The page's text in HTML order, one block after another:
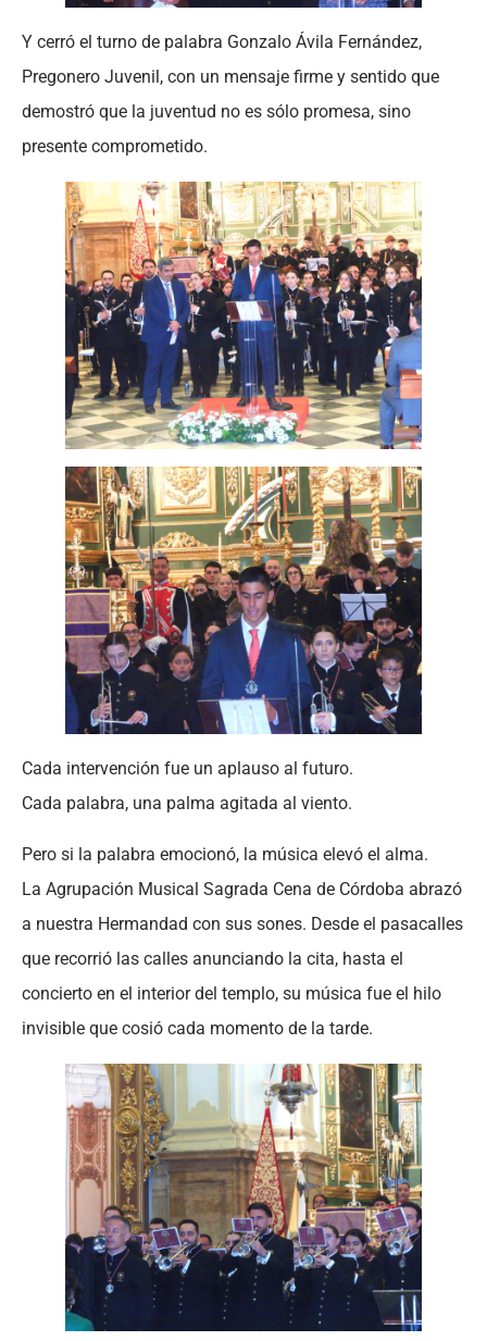
Y cerró el turno de palabra Gonzalo Ávila Fernández,
Pregonero Juvenil, con un mensaje firme y sentido que
demostró que la juventud no es sólo promesa, sino
presente comprometido.
Cada intervención fue un aplauso al futuro.
Cada palabra, una palma agitada al viento.
Pero si la palabra emocionó, la música elevó el alma.
La Agrupación Musical Sagrada Cena de Córdoba abrazó
a nuestra Hermandad con sus sones. Desde el pasacalles
que recorrió las calles anunciando la cita, hasta el
concierto en el interior del templo, su música fue el hilo
invisible que cosió cada momento de la tarde.